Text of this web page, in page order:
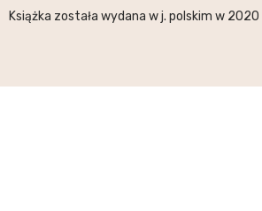
Książka została wydana w j. polskim w 2020